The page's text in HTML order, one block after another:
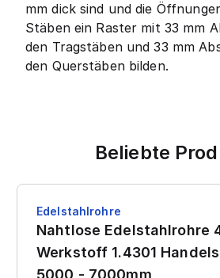
mm dick sind und die
Stäben ein Raster mit 33 mm
den Tragstäben und 33 mm
den Querstäben bilden.
Beliebte
Edelstahlrohre
Nahtlose Edelstahlrohre
Werkstoff 1.4301